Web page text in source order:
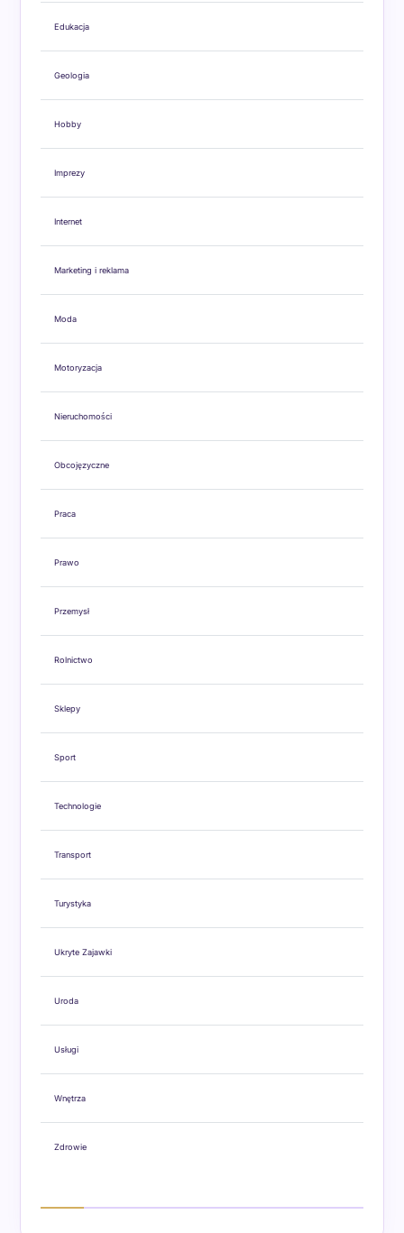
Edukacja
Geologia
Hobby
Imprezy
Internet
Marketing i reklama
Moda
Motoryzacja
Nieruchomości
Obcojęzyczne
Praca
Prawo
Przemysł
Rolnictwo
Sklepy
Sport
Technologie
Transport
Turystyka
Ukryte Zajawki
Uroda
Usługi
Wnętrza
Zdrowie